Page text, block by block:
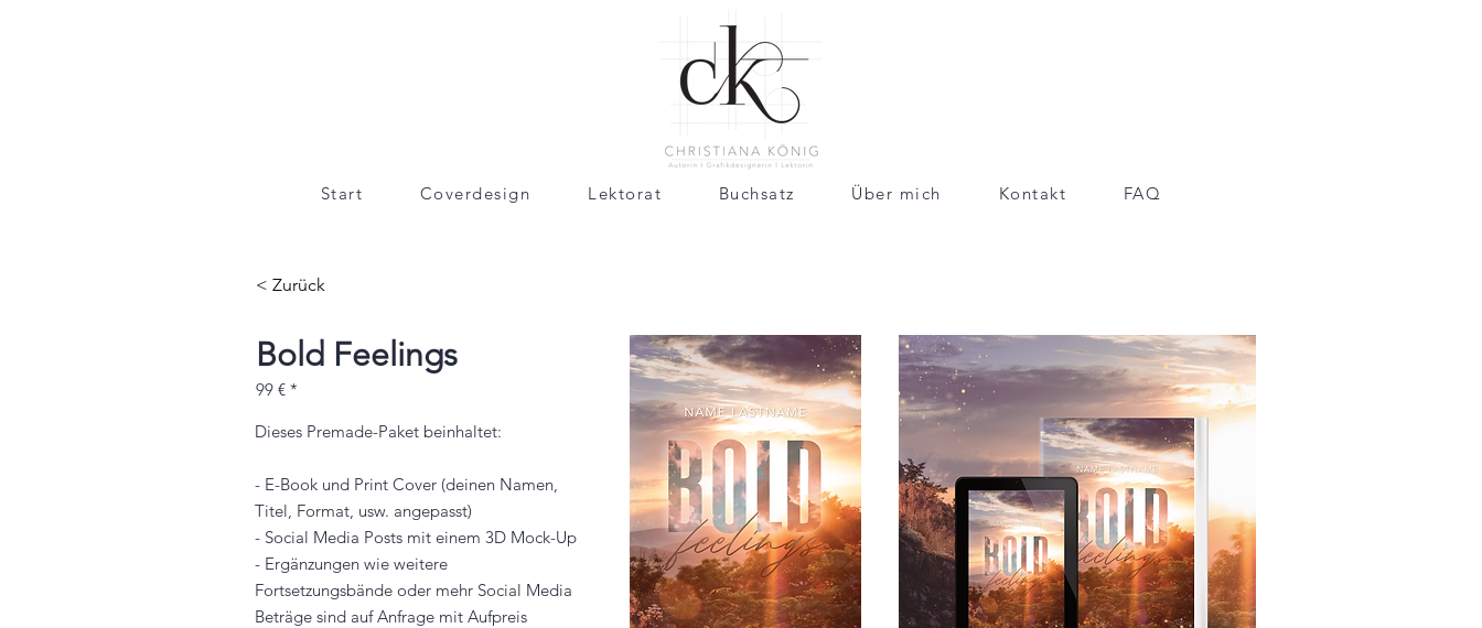
Start Coverdesign Lektorat Buchsatz Über mich Kontakt FAQ
< Zurück
Bold Feelings
99 € *
Dieses Premade-Paket beinhaltet:
- E-Book und Print Cover (deinen Namen,
Titel, Format, usw. angepasst)
- Social Media Posts mit einem 3D Mock-Up
- Ergänzungen wie weitere
Fortsetzungsbände oder mehr Social Media
Beträge sind auf Anfrage mit Aufpreis